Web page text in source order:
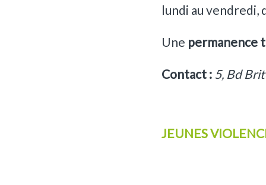
lundi au vendredi,
Une permanence
Contact : 5, Bd
JEUNES